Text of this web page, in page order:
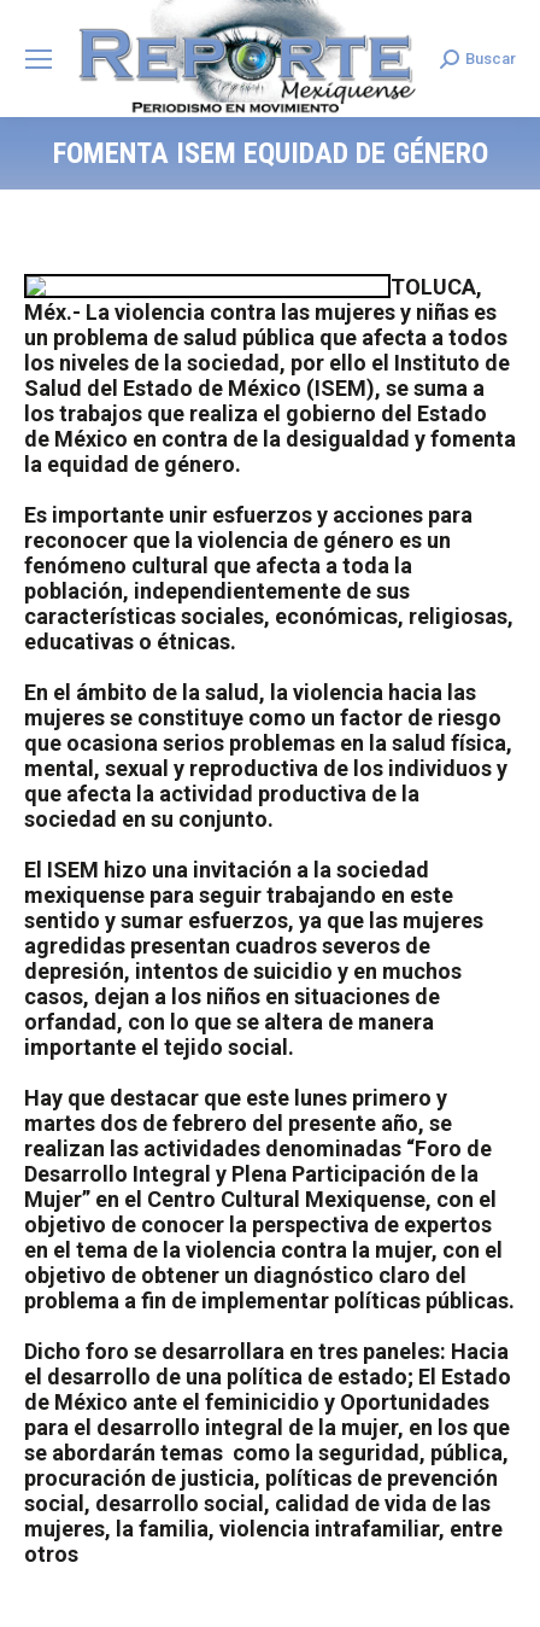
Search:
Buscar
FOMENTA ISEM EQUIDAD DE GÉNERO
TOLUCA,
Méx.- La violencia contra las mujeres y niñas es
un problema de salud pública que afecta a todos
los niveles de la sociedad, por ello el Instituto de
Salud del Estado de México (ISEM), se suma a
los trabajos que realiza el gobierno del Estado
de México en contra de la desigualdad y fomenta
la equidad de género.
Es importante unir esfuerzos y acciones para
reconocer que la violencia de género es un
fenómeno cultural que afecta a toda la
población, independientemente de sus
características sociales, económicas, religiosas,
educativas o étnicas.
En el ámbito de la salud, la violencia hacia las
mujeres se constituye como un factor de riesgo
que ocasiona serios problemas en la salud física,
mental, sexual y reproductiva de los individuosy
que afecta la actividad productiva de la
sociedad en su conjunto.
E l ISEM hizo una invitación a la sociedad
mexiquense para seguir trabajando en este
sentido y sumar esfuerzos, ya que las mujeres
agredidas presentan cuadros severos de
depresión, intentos de suicidio y en muchos
casos, dejan a los niños en situaciones de
orfandad, con lo que se altera de manera
importante el tejido social.
Hay que destacar que este lunes primero y
martes dos de febrero del presente año, se
realizan las actividades denominadas “Foro de
Desarrollo Integral y Plena Participación de la
Mujer” en el Centro Cultural Mexiquense, con el
objetivo de conocer la perspectiva de expertos
en el tema de la violencia contra la mujer, con el
objetivo de obtener un diagnóstico claro del
problema a fin de implementar políticas públicas.
Dicho foro se desarrollara en tres paneles: Hacia
el desarrollo de una política de estado; El Estado
de México ante el feminicidio y Oportunidades
para el desarrollo integral de la mujer, en los que
se abordarán temas como la seguridad, pública,
procuración de justicia, políticas de prevención
social, desarrollo social, calidad de vida de las
mujeres, la familia, violencia intrafamiliar, entre
otros